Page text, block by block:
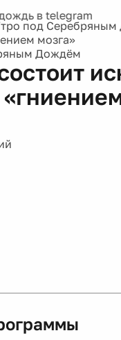
под
мозга»
Дождём